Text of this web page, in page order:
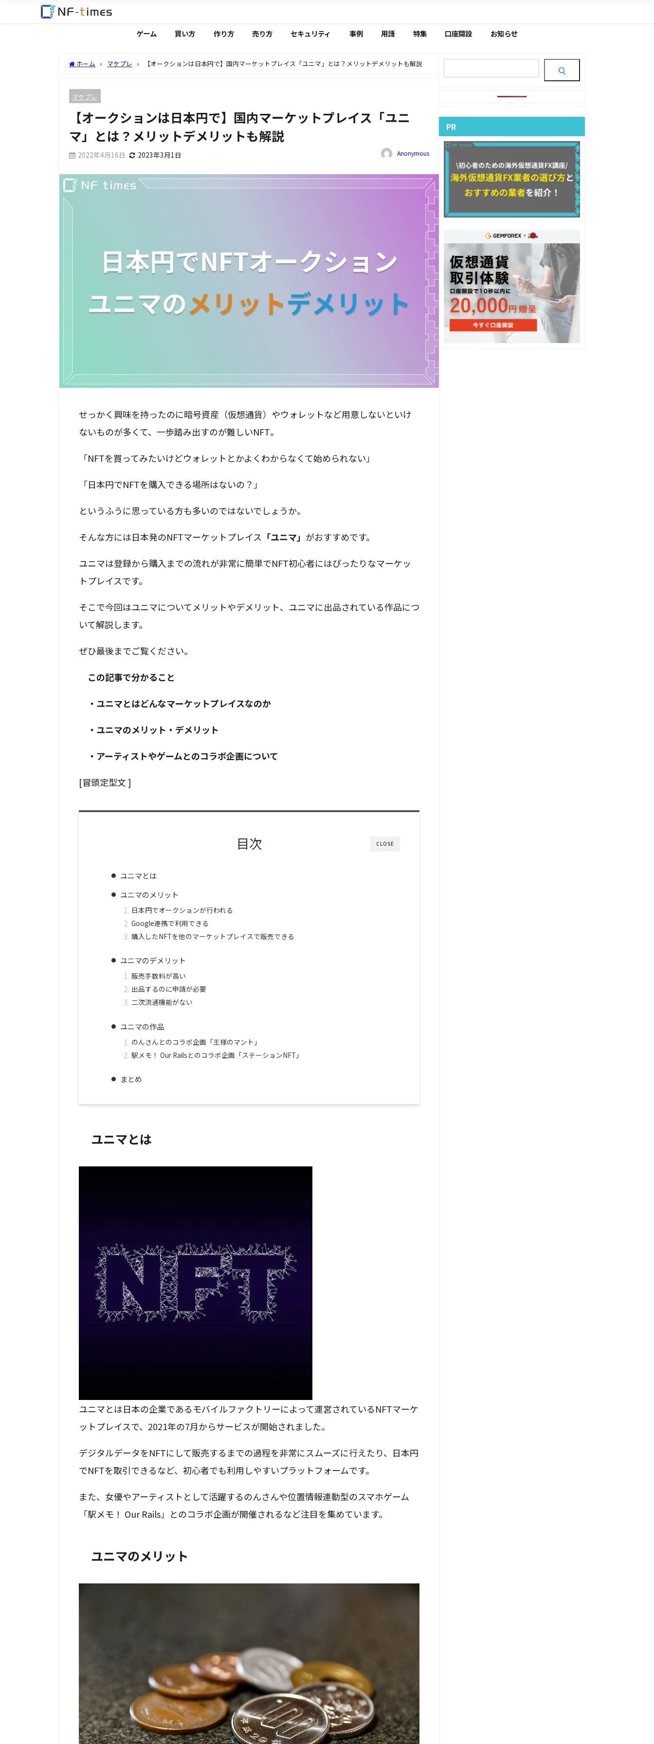
ゲーム 買い方 作り方 売り方 セキュリティ 事例 用語 特集 口座開設 お知らせ
ホーム マケプレ 【オークションは日本円で】国内マーケットプレイス「ユニマ」とは？メリットデメリットも解説
マケプレ
【オークションは日本円で】国内マーケットプレイス「ユニ
マ」とは？メリットデメリットも解説
2022年4月16日 2023年3月1日 Anonymous
せっかく興味を持ったのに暗号資産（仮想通貨）やウォレットなど用意しないといけ
ないものが多くて、一歩踏み出すのが難しいNFT。
「NFTを買ってみたいけどウォレットとかよくわからなくて始められない」
「日本円でNFTを購入できる場所はないの？」
というふうに思っている方も多いのではないでしょうか。
そんな方には日本発のNFTマーケットプレイス 「ユニマ」 がおすすめです。
ユニマは登録から購入までの流れが非常に簡単でNFT初心者にはぴったりなマーケッ
トプレイスです。
そこで今回はユニマについてメリットやデメリット、ユニマに出品されている作品につ
いて解説します。
ぜひ最後までご覧ください。
この記事で分かること
・ユニマとはどんなマーケットプレイスなのか
・ユニマのメリット・デメリット
・アーティストやゲームとのコラボ企画について
[冒頭定型文 ]
CLOSE
目次
ユニマとは
ユニマのメリット
日本円でオークションが行われる
Google連携で利用できる
購入したNFTを他のマーケットプレイスで販売できる
ユニマのデメリット
販売手数料が高い
出品するのに申請が必要
二次流通機能がない
ユニマの作品
のんさんとのコラボ企画「王様のマント」
駅メモ！ Our Railsとのコラボ企画「ステーションNFT」
まとめ
ユニマとは
ユニマとは日本の企業であるモバイルファクトリーによって運営されているNFTマーケ
ットプレイスで、2021年の7月からサービスが開始されました。
デジタルデータをNFTにして販売するまでの過程を非常にスムーズに行えたり、日本円
でNFTを取引できるなど、初心者でも利用しやすいプラットフォームです。
また、女優やアーティストとして活躍するのんさんや位置情報連動型のスマホゲーム
「駅メモ！ Our Rails」とのコラボ企画が開催されるなど注目を集めています。
ユニマのメリット
PR